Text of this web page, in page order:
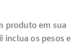
produto em sua
inclua os pesos e